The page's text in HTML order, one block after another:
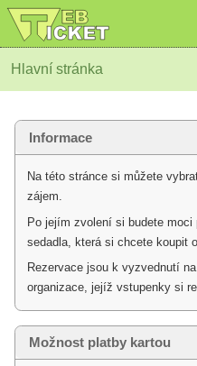
Hlavní stránka
Informace
Na této stránce si můžete
zájem.
Po jejím zvolení si budete
sedadla, která si chcete koupit
Rezervace jsou k vyzvednutí
organizace, jejíž vstupenky si
Možnost platby kartou